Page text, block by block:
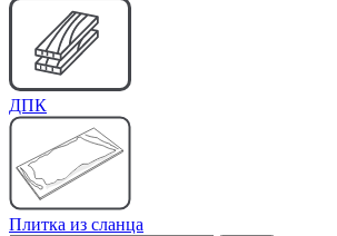
ДПК
Плитка из сланца